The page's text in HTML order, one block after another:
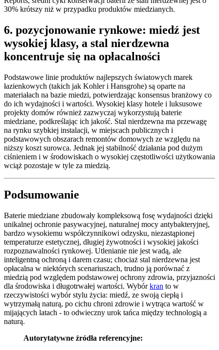
30% krótszy niż w przypadku produktów miedzianych.
6. pozycjonowanie rynkowe: miedź jest
wysokiej klasy, a stal nierdzewna
koncentruje się na opłacalności
Podstawowe linie produktów najlepszych światowych marek
łazienkowych (takich jak Kohler i Hansgrohe) są oparte na
materiałach na bazie miedzi, potwierdzając konsensus branżowy co
do ich wydajności i wartości. Wysokiej klasy hotele i luksusowe
projekty domów również zazwyczaj wykorzystują baterie
miedziane, podkreślając ich jakość. Stal nierdzewna ma przewagę
na rynku szybkiej instalacji, w miejscach publicznych i
podstawowych obszarach remontów domowych ze względu na
niższy koszt surowca. Jednak jej stabilność działania pod dużym
ciśnieniem i w środowiskach o wysokiej częstotliwości użytkowania
wciąż pozostaje w tyle za miedzią.
Podsumowanie
Baterie miedziane zbudowały kompleksową fosę wydajności dzięki
unikalnej ochronie pasywacyjnej, naturalnej mocy antybakteryjnej,
bardzo wysokiemu współczynnikowi odzysku, niezastąpionej
temperaturze estetycznej, długiej żywotności i wysokiej jakości
rozpoznawalności rynkowej. Utlenianie nie jest wadą, ale
inteligentną ochroną i darem czasu; chociaż stal nierdzewna jest
opłacalna w niektórych scenariuszach, trudno ją porównać z
miedzią pod względem podstawowej ochrony zdrowia, przyjazności
dla środowiska i długotrwałej wartości. Wybórkran to w
rzeczywistości wybór stylu życia: miedź, ze swoją ciepłą i
wytrzymałą naturą, po cichu chroni zdrowie i wytrąca wartość w
mijających latach - to odwieczny urok tańca między technologią a
naturą.
Autorytatywne źródła referencyjne: